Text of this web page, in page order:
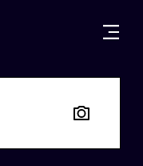
STYLE
KALIGRAFIA
NEW